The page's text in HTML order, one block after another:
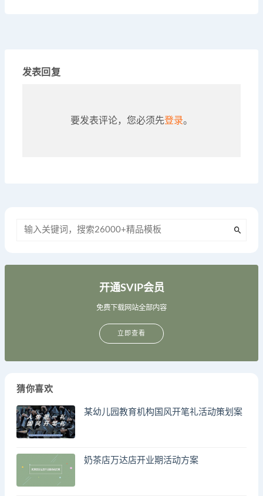
发表回复
要发表评论，您必须先登录。
开通SVIP会员
免费下载网站全部内容
立即查看
猜你喜欢
某幼儿园教育机构国风开笔礼活动策划案
奶茶店万达店开业期活动方案